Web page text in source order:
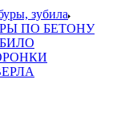
зубила
ПО БЕТОНУ